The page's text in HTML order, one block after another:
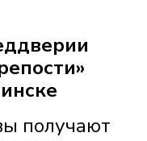
получают